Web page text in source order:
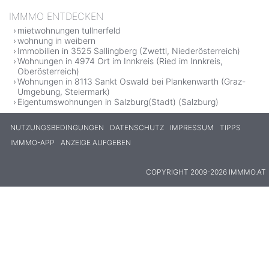
IMMMO ENTDECKEN
mietwohnungen tullnerfeld
wohnung in weibern
Immobilien in 3525 Sallingberg (Zwettl, Niederösterreich)
Wohnungen in 4974 Ort im Innkreis (Ried im Innkreis,
Oberösterreich)
Wohnungen in 8113 Sankt Oswald bei Plankenwarth (Graz-
Umgebung, Steiermark)
Eigentumswohnungen in Salzburg(Stadt) (Salzburg)
NUTZUNGSBEDINGUNGEN DATENSCHUTZ IMPRESSUM
TIPPS
IMMMO-APP
ANZEIGE AUFGEBEN
COPYRIGHT 2009-2026 IMMMO.AT